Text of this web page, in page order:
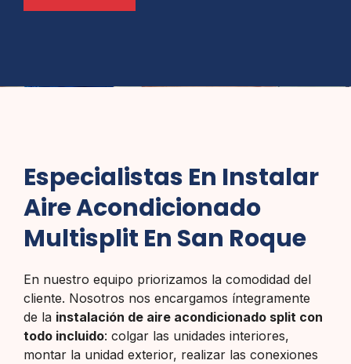
Especialistas En Instalar
Aire Acondicionado
Multisplit En San Roque
En nuestro equipo priorizamos la comodidad del
cliente. Nosotros nos encargamos íntegramente
de la instalación de aire acondicionado split con
todo incluido: colgar las unidades interiores,
montar la unidad exterior, realizar las conexiones